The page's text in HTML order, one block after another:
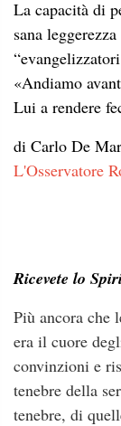
La capacità di
sana
«Andiamo
Lui a rendere
di Carlo De
L'Osservatore
Ricevete lo
Più ancora che
era il cuore
convinzioni e
tenebre della
tenebre, di